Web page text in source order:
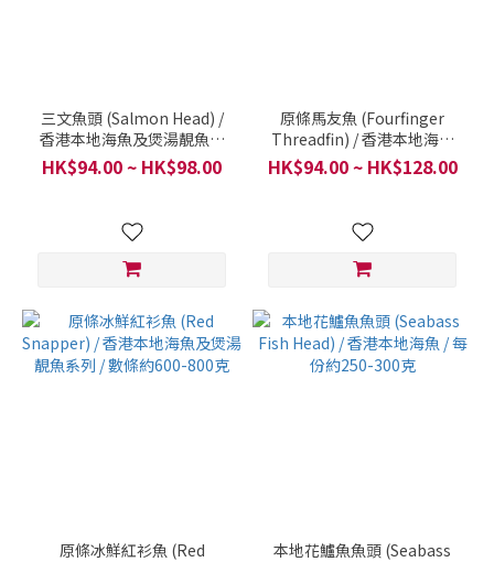
三文魚頭 (Salmon Head) /
香港本地海魚及煲湯靚魚系
列 / 楊屋道街市 / 每條約300-
600克
HK$94.00 ~ HK$98.00
原條馬友魚 (Fourfinger
Threadfin) / 香港本地海魚
及煲湯靚魚系列 / 楊屋道街市
/ 每條約300-600克
HK$94.00 ~ HK$128.00
原條冰鮮紅衫魚 (Red
本地花鱸魚魚頭 (Seabass